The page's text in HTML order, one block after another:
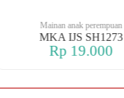
Mainan anak perempuan
MKA IJS SH1273
Rp 19.000